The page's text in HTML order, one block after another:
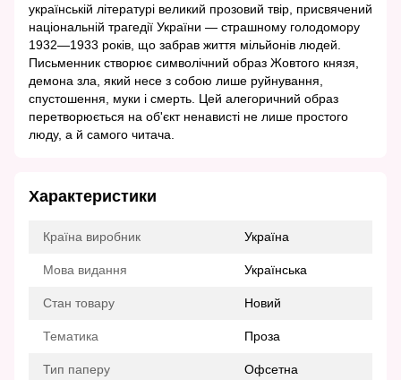
українській літературі великий прозовий твір, присвячений
національній трагедії України — страшному голодомору
1932—1933 років, що забрав життя мільйонів людей.
Письменник створює символічний образ Жовтого князя,
демона зла, який несе з собою лише руйнування,
спустошення, муки і смерть. Цей алегоричний образ
перетворюється на об'єкт ненависті не лише простого
люду, а й самого читача.
Характеристики
Країна виробник Україна
Мова видання Українська
Стан товару Новий
Тематика Проза
Тип паперу Офсетна